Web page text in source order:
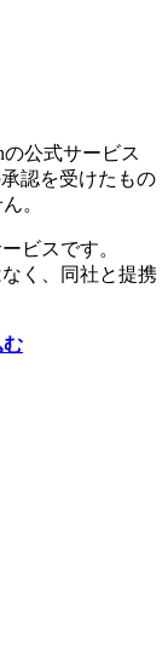
の公式サービス
認を受けたもの
。
ビスです。
く、同社と提携
む